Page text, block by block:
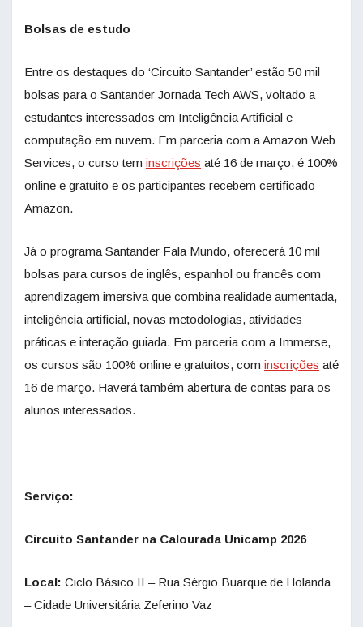
Bolsas de estudo
Entre os destaques do ‘Circuito Santander’ estão 50 mil
bolsas para o Santander Jornada Tech AWS, voltado a
estudantes interessados em Inteligência Artificial e
computação em nuvem. Em parceria com a Amazon Web
Services, o curso tem inscrições até 16 de março, é 100%
online e gratuito e os participantes recebem certificado
Amazon.
Já o programa Santander Fala Mundo, oferecerá 10 mil
bolsas para cursos de inglês, espanhol ou francês com
aprendizagem imersiva que combina realidade aumentada,
inteligência artificial, novas metodologias, atividades
práticas e interação guiada. Em parceria com a Immerse,
os cursos são 100% online e gratuitos, com inscrições até
16 de março. Haverá também abertura de contas para os
alunos interessados.
Serviço:
Circuito Santander na Calourada Unicamp 2026
Local: Ciclo Básico II – Rua Sérgio Buarque de Holanda
– Cidade Universitária Zeferino Vaz